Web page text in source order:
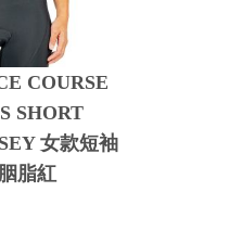
COURSE
SHORT
女款短袖
脂紅